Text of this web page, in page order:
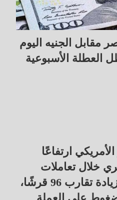
مقابل الجنيه اليوم
2026، في ظل العطلة الأسبوعية
ارتفاعًا
خلال تعاملات
الأسبوع الماضي، مسجلًا زيادة تقارب 96 قرشًا،